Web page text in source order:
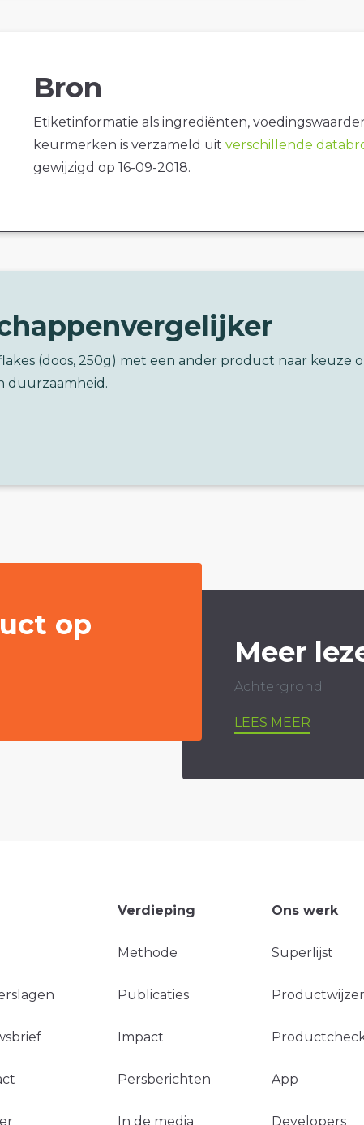
Bron
Etiketinformatie als ingrediënten,
keurmerken is verzameld uit verschillende
gewijzigd op 16-09-2018.
(doos, 250g) met een ander product naar keuze
duurzaamheid.
op
Meer
Achtergrond
LEES MEER
Verdieping
Methode
Publicaties
Impact
Persberichten
In de media
Ons werk
Superlijst
App
Developers